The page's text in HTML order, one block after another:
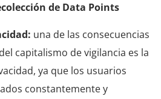
de Data Points
una de las consecuencias
capitalismo de vigilancia es la
ya que los usuarios
constantemente y